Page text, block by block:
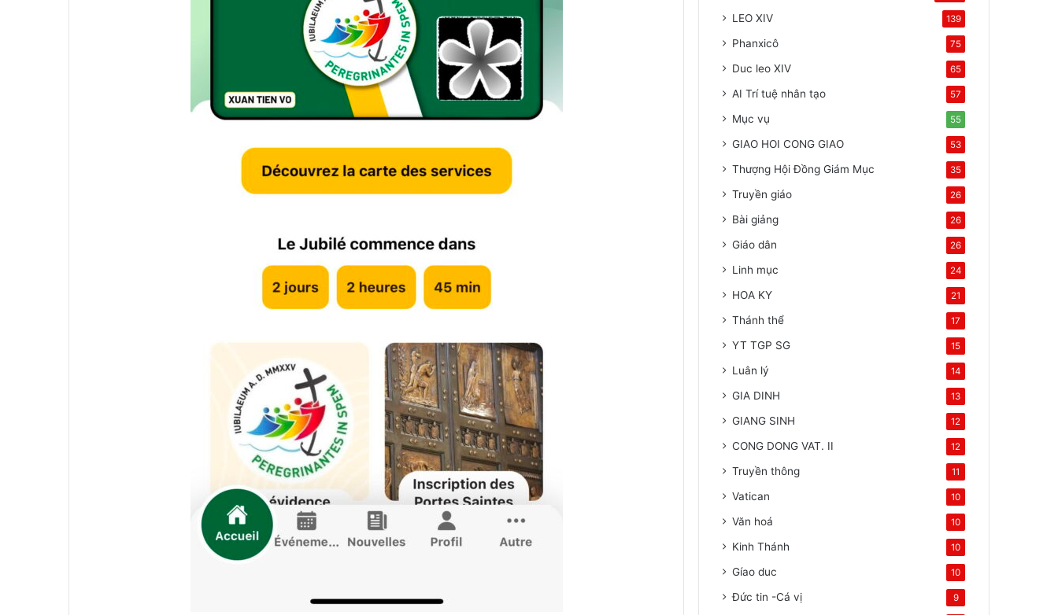
LEO XIV 139
Phanxicô 75
Duc leo XIV 65
AI Trí tuệ nhân tạo 57
Mục vụ 55
GIAO HOI CONG GIAO 53
Thượng Hội Đồng Giám Mục 35
Truyền giáo 26
Bài giảng 26
Giáo dân 26
Linh mục 24
HOA KY 21
Thánh thể 17
YT TGP SG 15
Luân lý 14
GIA DINH 13
GIANG SINH 12
CONG DONG VAT. II 12
Truyền thông 11
Vatican 10
Văn hoá 10
Kinh Thánh 10
Gíao duc 10
Đức tin -Cá vị 9